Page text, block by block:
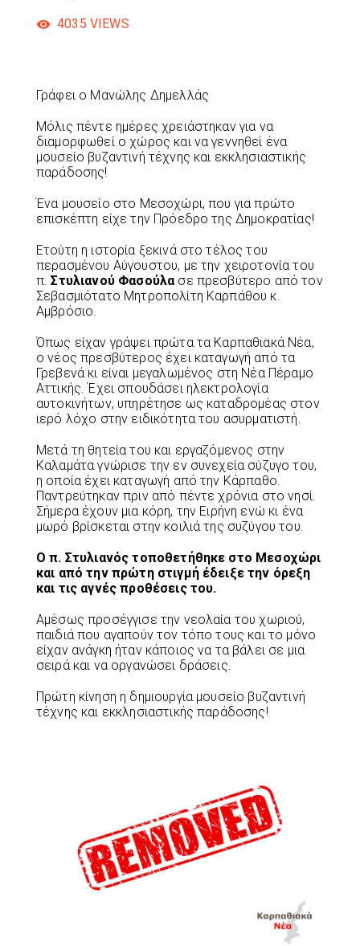
4035 VIEWS
Γράφει ο Μανώλης Δημελλάς
Μόλις πέντε ημέρες χρειάστηκαν για να
διαμορφωθεί ο χώρος και να γεννηθεί ένα
μουσείο βυζαντινή τέχνης και εκκλησιαστικής
παράδοσης!
Ένα μουσείο στο Μεσοχώρι, που για πρώτο
επισκέπτη είχε την Πρόεδρο της Δημοκρατίας!
Ετούτη η ιστορία ξεκινά στο τέλος του
περασμένου Αύγουστου, με την χειροτονία του
π.Στυλιανού Φασούλα σε πρεσβύτερο από τον
Σεβασμιότατο Μητροπολίτη Καρπάθου κ.
Αμβρόσιο.
Όπως είχαν γράψει πρώτα τα Καρπαθιακά Νέα,
ο νέος πρεσβύτερος έχει καταγωγή από τα
Γρεβενά κι είναι μεγαλωμένος στη Νέα Πέραμο
Αττικής. Έχει σπουδάσει ηλεκτρολογία
αυτοκινήτων, υπηρέτησε ως καταδρομέας στον
ιερό λόχο στην ειδικότητα του ασυρματιστή.
Μετά τη θητεία του και εργαζόμενος στην
Καλαμάτα γνώρισε την εν συνεχεία σύζυγο του,
η οποία έχει καταγωγή από την Κάρπαθο.
Παντρεύτηκαν πριν από πέντε χρόνια στο νησί.
Σήμερα έχουν μια κόρη, την Ειρήνη ενώ κι ένα
μωρό βρίσκεται στην κοιλιά της συζύγου του.
Ο π. Στυλιανός τοποθετήθηκε στο Μεσοχώρι
και από την πρώτη στιγμή έδειξε την όρεξη
και τις αγνές προθέσεις του.
Αμέσως προσέγγισε την νεολαία του χωριού,
παιδιά που αγαπούν τον τόπο τους και το μόνο
είχαν ανάγκη ήταν κάποιος να τα βάλει σε μια
σειρά και να οργανώσει δράσεις.
Πρώτη κίνηση η δημιουργία μουσείο βυζαντινή
τέχνης και εκκλησιαστικής παράδοσης!